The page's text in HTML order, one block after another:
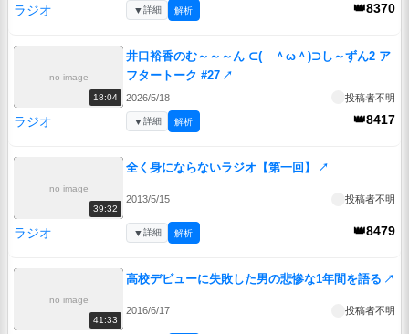
ラジオ 👑8370
▼詳細 解析
no image
18:04
井口裕香のむ～～～ん ⊂( ＾ω＾)⊃し～ずん2 ア
フタートーク #27 ↗
2026/5/18 投稿者不明
ラジオ 👑8417
▼詳細 解析
no image
39:32
全く身にならないラジオ【第一回】 ↗
2013/5/15 投稿者不明
ラジオ 👑8479
▼詳細 解析
no image
41:33
高校デビューに失敗した男の悲惨な1年間を語る ↗
2016/6/17 投稿者不明